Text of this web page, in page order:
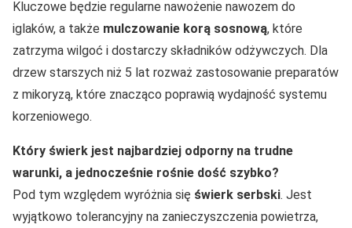
Kluczowe będzie regularne nawożenie nawozem do
iglaków, a także mulczowanie korą sosnową, które
zatrzyma wilgoć i dostarczy składników odżywczych. Dla
drzew starszych niż 5 lat rozważ zastosowanie preparatów
z mikoryzą, które znacząco poprawią wydajność systemu
korzeniowego.
Który świerk jest najbardziej odporny na trudne
warunki, a jednocześnie rośnie dość szybko?
Pod tym względem wyróżnia się świerk serbski. Jest
wyjątkowo tolerancyjny na zanieczyszczenia powietrza,